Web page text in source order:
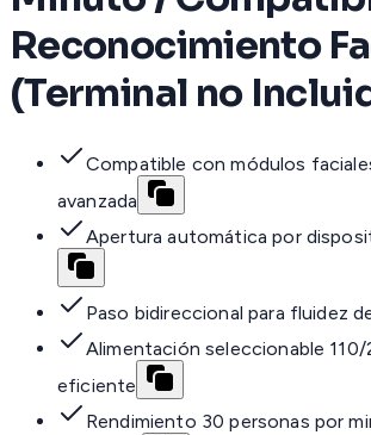
Reconocimiento
(Terminal no
Compatible con módulos
avanzada
Apertura automática por
Paso bidireccional para fluidez
Alimentación seleccionable 110/
eficiente
Rendimiento 30 personas por